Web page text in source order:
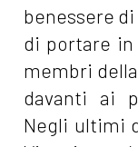
benessere
di portare
membri
davanti ai
Negli ultimi